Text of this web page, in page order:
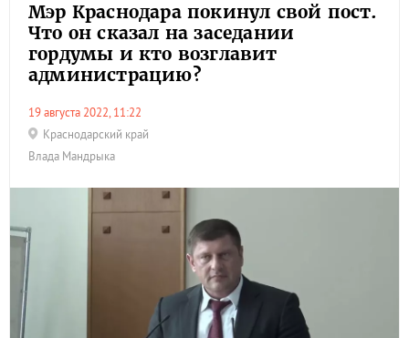
Мэр Краснодара покинул свой пост.
Что он сказал на заседании
гордумы и кто возглавит
администрацию?
19 августа 2022, 11:22
Краснодарский край
Влада Мандрыка